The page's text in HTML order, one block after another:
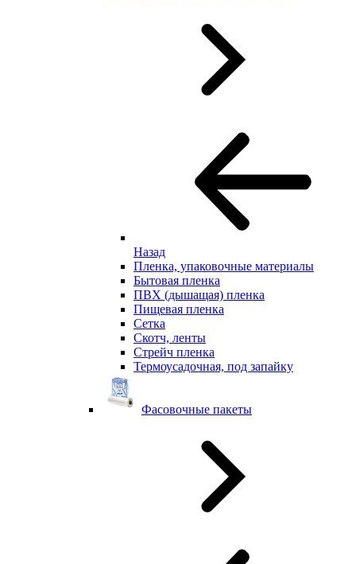
Назад
Пленка, упаковочные материалы
Бытовая пленка
ПВХ (дышащая) пленка
Пищевая пленка
Сетка
Скотч, ленты
Стрейч пленка
Термоусадочная, под запайку
Фасовочные пакеты